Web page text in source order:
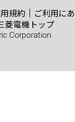
規約
ご利用に
菱電機トップ
Corporation